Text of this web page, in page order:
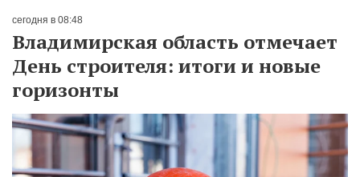
сегодня в 08:48
Владимирская область отмечает
День строителя: итоги и новые
горизонты